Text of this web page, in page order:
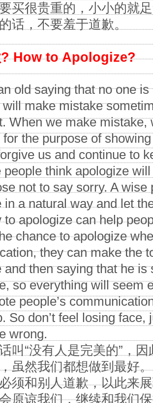
买很贵重的，小小的就
话，不要羞于道歉。
? How to Apologize?
old saying that no one
make mistake
When we make mistake,
the purpose of
us and continue to
people think apologize
not to say sorry. A
in a natural way and let
to apologize can help
chance to apologize
they can make the
and then saying that he is
so everything will seem
people’s
So don’t feel losing face,
wrong.
叫“没有人是完美的”，
虽然我们都想做到最好
须和别人道歉，以此来
原谅我们，继续和我们